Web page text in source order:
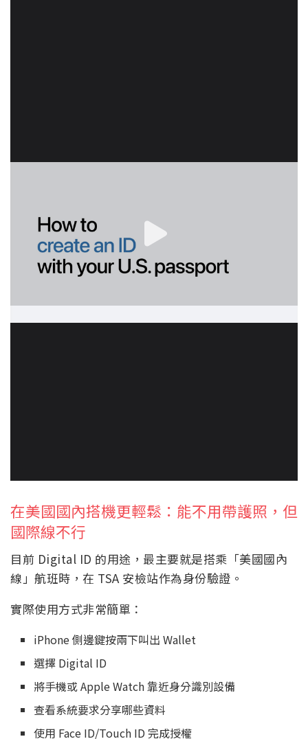
在美國國內搭機更輕鬆：能不用帶護照，但
國際線不行
目前 Digital ID 的用途，最主要就是搭乘「美國國內
線」航班時，在 TSA 安檢站作為身份驗證。
實際使用方式非常簡單：
iPhone 側邊鍵按兩下叫出 Wallet
選擇 Digital ID
將手機或 Apple Watch 靠近身分識別設備
查看系統要求分享哪些資料
使用 Face ID/Touch ID 完成授權